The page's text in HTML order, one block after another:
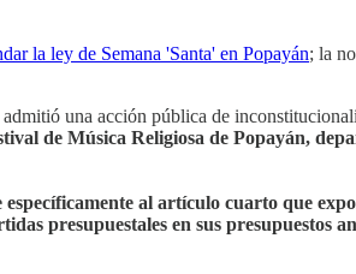
la ley de Semana 'Santa' en Popayán; la
una acción pública de
de Música Religiosa de Popayán,
específicamente al artículo cuarto que
presupuestales en sus presupuestos